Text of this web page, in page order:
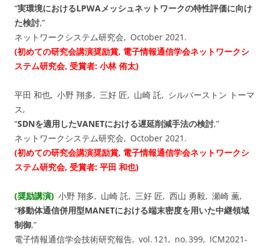
“実環境におけるLPWAメッシュネットワークの特性評価に向け
た検討,”
ネットワークシステム研究会, October 2021.
(初めての研究会講演奨励賞, 電子情報通信学会ネットワークシ
ステム研究会, 受賞者: 小林 侑太)
平田 和也, 小野 翔多, 三好 匠, 山崎 託, シルバーストン トーマ
ス,
“SDNを適用したVANETにおける遅延削減手法の検討,”
ネットワークシステム研究会, October 2021.
(初めての研究会講演奨励賞, 電子情報通信学会ネットワークシ
ステム研究会, 受賞者: 平田 和也)
(奨励講演) 小野 翔多, 山崎 託, 三好 匠, 西山 勇毅, 瀬崎 薫,
“移動体通信併用型MANETにおける端末密度を用いた中継領域
制御,”
電子情報通信学会技術研究報告, vol. ⁠121, no. ⁠399, ICM2021-